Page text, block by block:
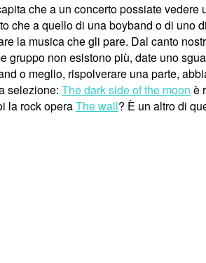
che a un concerto possiate
che a quello di una boyband o di
la musica che gli pare. Dal canto
non esistono più, date uno
o meglio, rispolverare una parte,
selezione: The dark side of the moon è
la rock operaThe wall? È un altro di